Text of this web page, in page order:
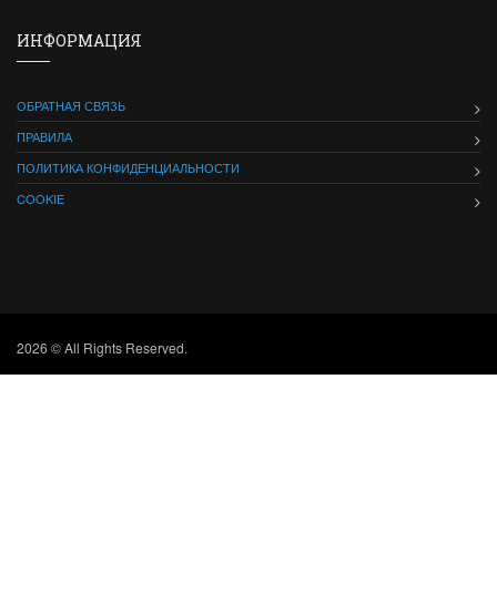
ИНФОРМАЦИЯ
ОБРАТНАЯ СВЯЗЬ
ПРАВИЛА
ПОЛИТИКА КОНФИДЕНЦИАЛЬНОСТИ
COOKIE
2026 © All Rights Reserved.